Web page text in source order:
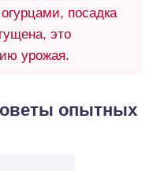
посадка
это
урожая.
опытных